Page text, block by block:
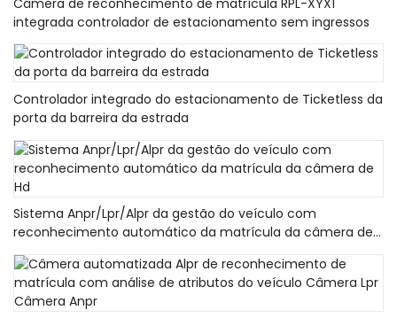
integrada controlador de estacionamento sem ingressos
Controlador integrado do estacionamento de Ticketless da
porta da barreira da estrada
Sistema Anpr/Lpr/Alpr da gestão do veículo com
reconhecimento automático da matrícula da câmera de
Hd